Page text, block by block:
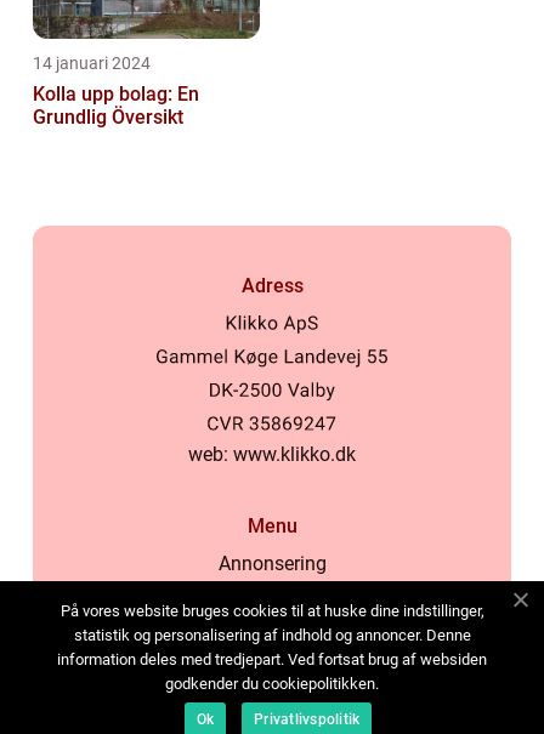
14 januari 2024
Kolla upp bolag: En
Grundlig Översikt
Adress
web: www.klikko.dk
Menu
Annonsering
Cookies
Kontakta oss
Sitemap
På vores website bruges cookies til at huske dine indstillinger,
statistik og personalisering af indhold og annoncer. Denne
information deles med tredjepart. Ved fortsat brug af websiden
godkender du cookiepolitikken.
Ok Privatlivspolitik